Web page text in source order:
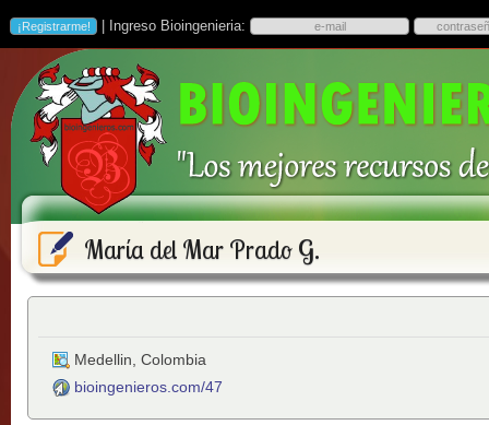
| Ingreso Bioingenieria:
María del Mar Prado G.
Medellin Colombia
bioingenieros.com/47